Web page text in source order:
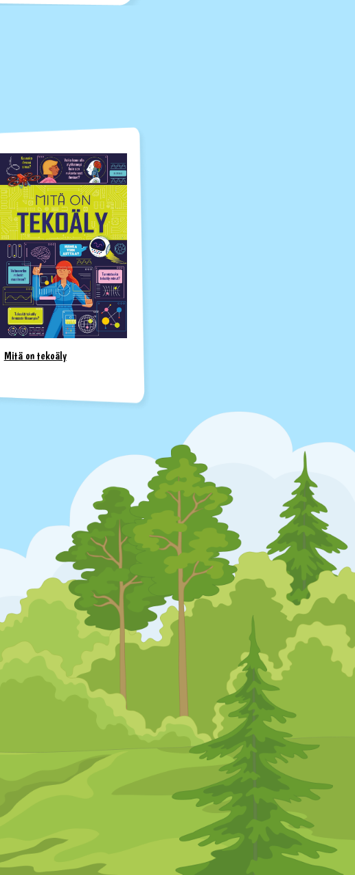
Mitä on tekoäly